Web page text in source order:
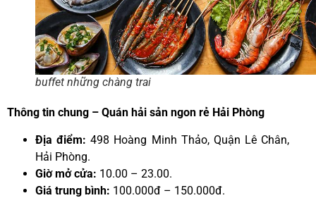
buffet những chàng trai
Thông tin chung – Quán hải sản ngon rẻ Hải Phòng
Địa điểm: 498 Hoàng Minh Thảo, Quận Lê Chân,
Hải Phòng.
Giờ mở cửa: 10.00 – 23.00.
Giá trung bình: 100.000đ – 150.000đ.